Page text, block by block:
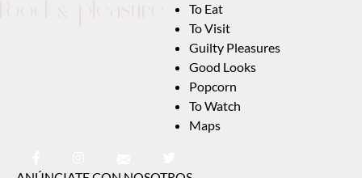
To Eat
To Visit
Guilty Pleasures
Good Looks
Popcorn
To Watch
Maps